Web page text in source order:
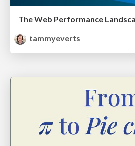
tammyeverts